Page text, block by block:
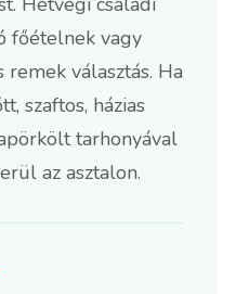
főételnek vagy
remek választás. Ha
szaftos, házias
tarhonyával
az asztalon.